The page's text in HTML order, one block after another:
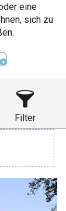
eine
sich zu
Filter